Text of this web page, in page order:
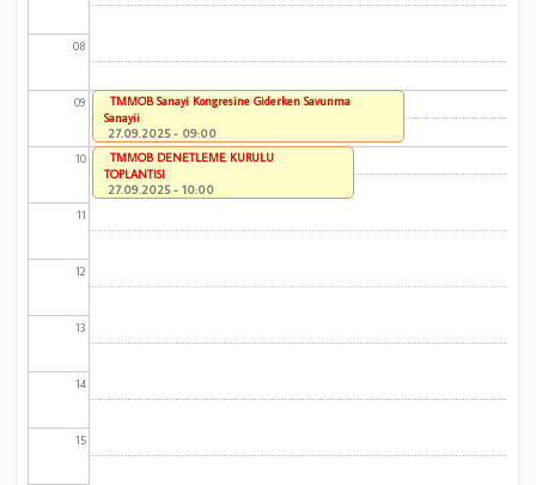
08
09
10
11
12
13
14
15
TMMOB Sanayi Kongresine Giderken Savunma
Sanayii
27.09.2025 - 09:00
TMMOB DENETLEME KURULU
TOPLANTISI
27.09.2025 - 10:00